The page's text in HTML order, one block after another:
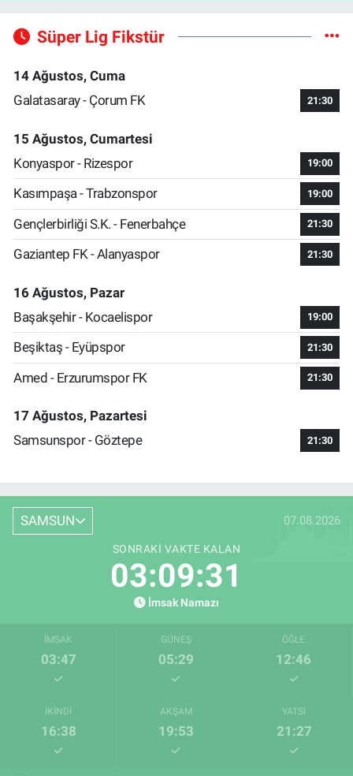
Süper Lig Fikstür
14 Ağustos, Cuma
Galatasaray - Çorum FK
21:30
15 Ağustos, Cumartesi
Konyaspor - Rizespor
19:00
Kasımpaşa - Trabzonspor 19:00
Gençlerbirliği S.K. - Fenerbahçe 21:30
Gaziantep FK - Alanyaspor 21:30
16 Ağustos, Pazar
Başakşehir - Kocaelispor
19:00
Beşiktaş - Eyüpspor 21:30
Amed - Erzurumspor FK 21:30
17 Ağustos, Pazartesi
Samsunspor - Göztepe
21:30
SAMSUN 07.08.2026
SONRAKI VAKTE KALAN
03:09:31
İmsak Namazı
İMSAK
03:47
GÜNEŞ
05:29
ÖĞLE
12:46
İKINDI
16:38
AKŞAM
19:53
YATSI
21:27